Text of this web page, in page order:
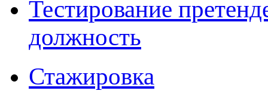
Тестирование
должность
Стажировка